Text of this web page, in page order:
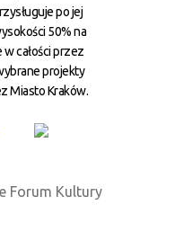
po jej
50% na
całości przez
projekty
Miasto Kraków.
Forum Kultury